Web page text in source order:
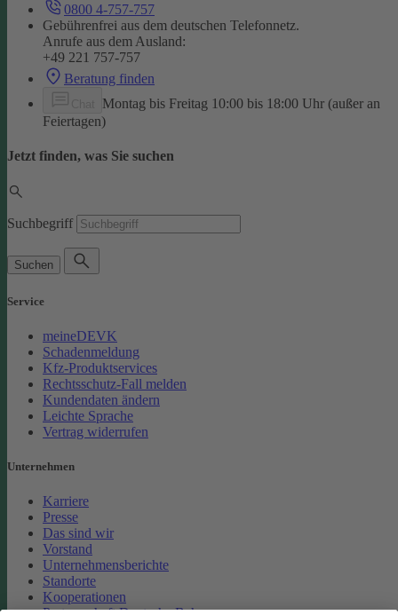
0800 4-757-757
Gebührenfrei aus dem deutschen Telefonnetz.
Anrufe aus dem Ausland:
+49 221 757-757
Beratung finden
Montag bis Freitag 10:00 bis 18:00 Uhr (außer an
Feiertagen)
Jetzt finden, was Sie suchen
Suchbegriff
Suchen
Service
meineDEVK
Schadenmeldung
Kfz-Produktservices
Rechtsschutz-Fall melden
Kundendaten ändern
Leichte Sprache
Vertrag widerrufen
Unternehmen
Karriere
Presse
Das sind wir
Vorstand
Unternehmensberichte
Standorte
Kooperationen